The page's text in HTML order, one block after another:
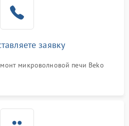
2200 ₽
1000 ₽
заявку
микроволновой печи Beko